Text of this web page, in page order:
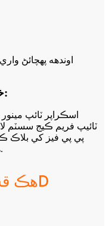
اوندهه پهچائڻ
Ⅳ .خودڪار مٽي هٽائڻ وارو نظام:
اسڪراپر ٽائپ
ٽائيپ فريم ڪيج سسٽم
پي پي فيز کي بلاڪ
هيٺين پنجج ۾ وڃڻ کان روڪي سگهجي.